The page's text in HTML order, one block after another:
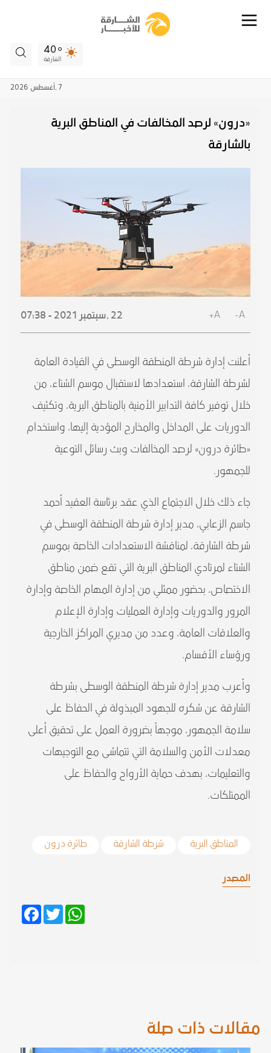
40
الشارقة
7 , أغسطس 2026
مقالات ذات صلة
«درون» لرصد المخالفات في المناطق البرية
بالشارقة
A-
A+
22 , سبتمبر 2021 - 07:38
أعلنت إدارة شرطة المنطقة الوسطى في القيادة العامة
لشرطة الشارقة، استعدادها لاستقبال موسم الشتاء، من
خلال توفير كافة التدابير الأمنية بالمناطق البرية، وتكثيف
الدوريات على المداخل والمخارج المؤدية إليها، واستخدام
«طائرة درون» لرصد المخالفات وبث رسائل التوعية
للجمهور.
جاء ذلك خلال الاجتماع الذي عقد برئاسة العقيد أحمد
جاسم الزعابي، مدير إدارة شرطة المنطقة الوسطى في
شرطة الشارقة، لمناقشة الاستعدادات الخاصة بموسم
الشتاء لمرتادي المناطق البرية التي تقع ضمن مناطق
الاختصاص، بحضور ممثلي من إدارة المهام الخاصة وإدارة
المرور والدوريات وإدارة العمليات وإدارة الإعلام
والعلاقات العامة، وعدد من مديري المراكز الخارجية
ورؤساء الأقسام.
وأعرب مدير إدارة شرطة المنطقة الوسطى بشرطة
الشارقة عن شكره للجهود المبذولة في الحفاظ على
سلامة الجمهور، موجهاً بضرورة العمل على تحقيق أعلى
معدلات الأمن والسلامة التي تتماشى مع التوجيهات
والتعليمات، بهدف حماية الأرواح والحفاظ على
الممتلكات.
المناطق البرية شرطة الشارقة طائرة درون
المصدر
Facebook
Twitter